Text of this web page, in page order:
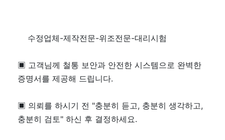
수정업체-제작전문-위조전문-대리시험
▣ 고객님께 철통 보안과 안전한 시스템으로 완벽한
증명서를 제공해 드립니다.
▣ 의뢰를 하시기 전 "충분히 듣고, 충분히 생각하고,
충분히 검토" 하신 후 결정하세요.